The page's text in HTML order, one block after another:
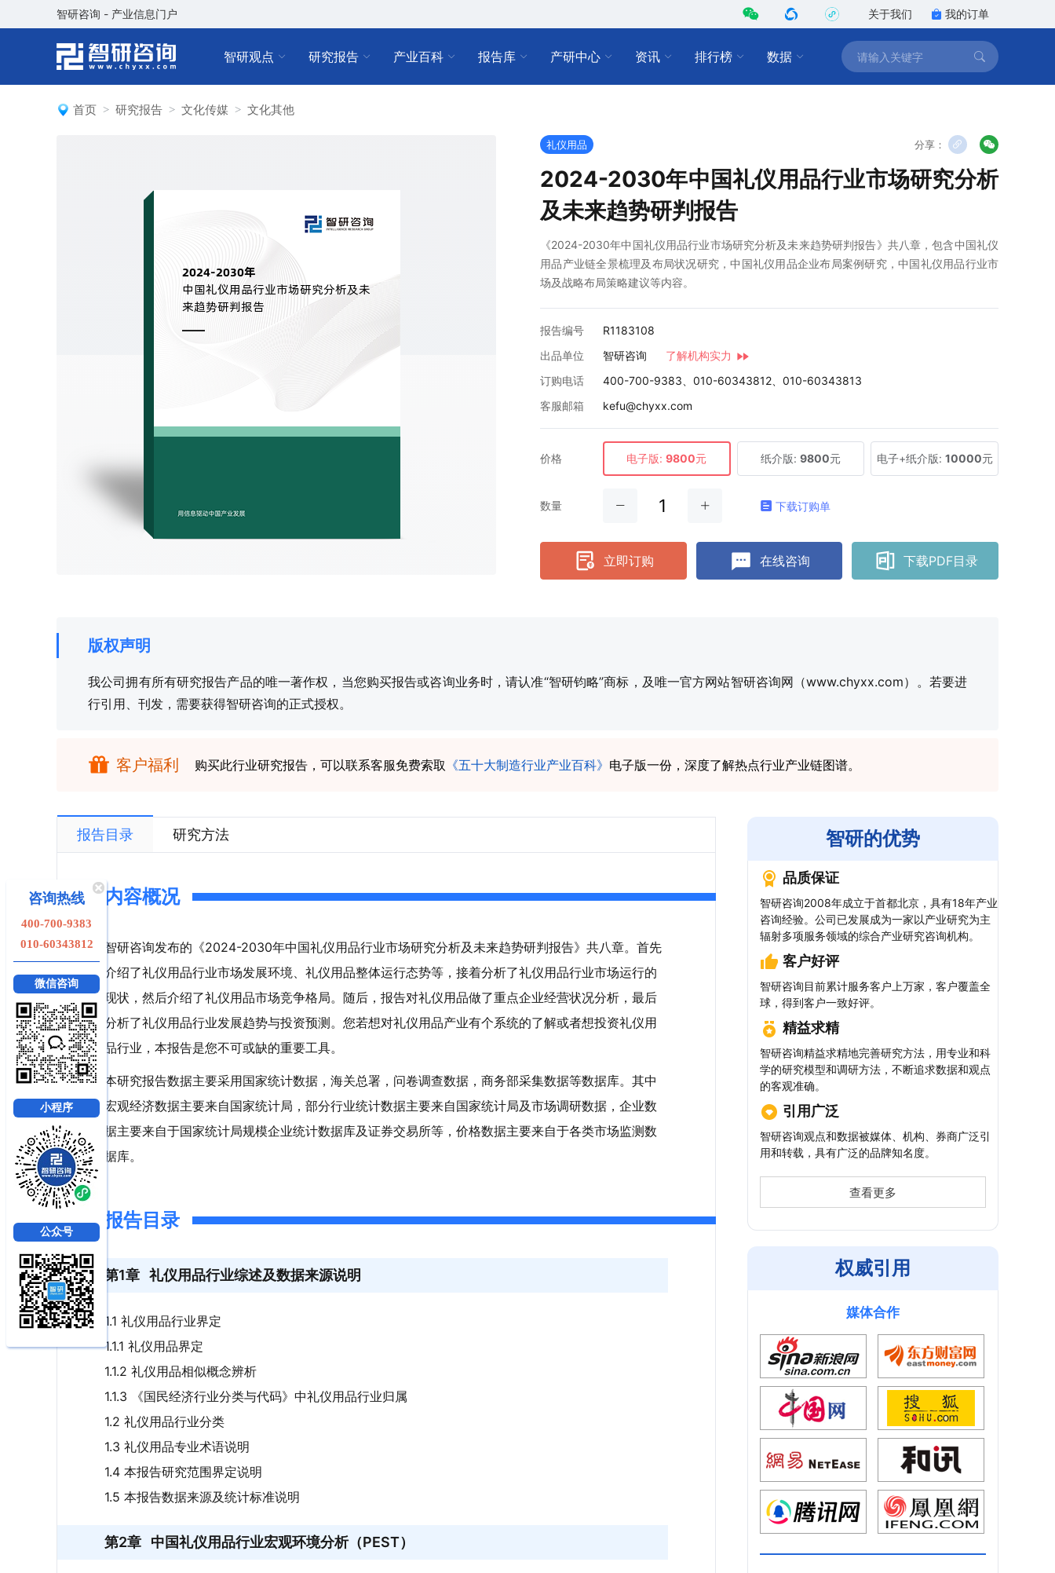
智研咨询 - 产业信息门户 关于我们 我的订单
智研观点 研究报告 产业百科 报告库 产研中心 资讯 排行榜 数据
首页 研究报告 文化传媒 文化其他
礼仪用品 分享：
2024-2030年中国礼仪用品行业市场研究分析
及未来趋势研判报告
《2024-2030年中国礼仪用品行业市场研究分析及未来趋势研判报告》共八章，包含中国礼仪
用品产业链全景梳理及布局状况研究，中国礼仪用品企业布局案例研究，中国礼仪用品行业市
场及战略布局策略建议等内容。
报告编号
R1183108
出品单位
智研咨询
了解机构实力
订购电话
400-700-9383、010-60343812、010-60343813
客服邮箱
kefu@chyxx.com
价格 电子版: 9800元 纸介版: 9800元 电子+纸介版: 10000元
数量 下载订购单
立即订购 在线咨询 下载PDF目录
版权声明
我公司拥有所有研究报告产品的唯一著作权，当您购买报告或咨询业务时，请认准“智研钧略”商标，及唯一官方网站智研咨询网（www.chyxx.com）。若要进
行引用、刊发，需要获得智研咨询的正式授权。
客户福利 购买此行业研究报告，可以联系客服免费索取 《五十大制造行业产业百科》 电子版一份，深度了解热点行业产业链图谱。
报告目录 研究方法
内容概况
智研咨询发布的《2024-2030年中国礼仪用品行业市场研究分析及未来趋势研判报告》共八章。首先
介绍了礼仪用品行业市场发展环境、礼仪用品整体运行态势等，接着分析了礼仪用品行业市场运行的
现状，然后介绍了礼仪用品市场竞争格局。随后，报告对礼仪用品做了重点企业经营状况分析，最后
分析了礼仪用品行业发展趋势与投资预测。您若想对礼仪用品产业有个系统的了解或者想投资礼仪用
品行业，本报告是您不可或缺的重要工具。
本研究报告数据主要采用国家统计数据，海关总署，问卷调查数据，商务部采集数据等数据库。其中
宏观经济数据主要来自国家统计局，部分行业统计数据主要来自国家统计局及市场调研数据，企业数
据主要来自于国家统计局规模企业统计数据库及证券交易所等，价格数据主要来自于各类市场监测数
据库。
报告目录
第1章 礼仪用品行业综述及数据来源说明
1.1 礼仪用品行业界定
1.1.1 礼仪用品界定
1.1.2 礼仪用品相似概念辨析
1.1.3 《国民经济行业分类与代码》中礼仪用品行业归属
1.2 礼仪用品行业分类
1.3 礼仪用品专业术语说明
1.4 本报告研究范围界定说明
1.5 本报告数据来源及统计标准说明
第2章 中国礼仪用品行业宏观环境分析（PEST）
智研的优势
品质保证
智研咨询2008年成立于首都北京，具有18年产业
咨询经验。公司已发展成为一家以产业研究为主
辐射多项服务领域的综合产业研究咨询机构。
客户好评
智研咨询目前累计服务客户上万家，客户覆盖全
球，得到客户一致好评。
精益求精
智研咨询精益求精地完善研究方法，用专业和科
学的研究模型和调研方法，不断追求数据和观点
的客观准确。
引用广泛
智研咨询观点和数据被媒体、机构、券商广泛引
用和转载，具有广泛的品牌知名度。
查看更多
权威引用
媒体合作
咨询热线
400-700-9383
010-60343812
微信咨询
小程序
公众号